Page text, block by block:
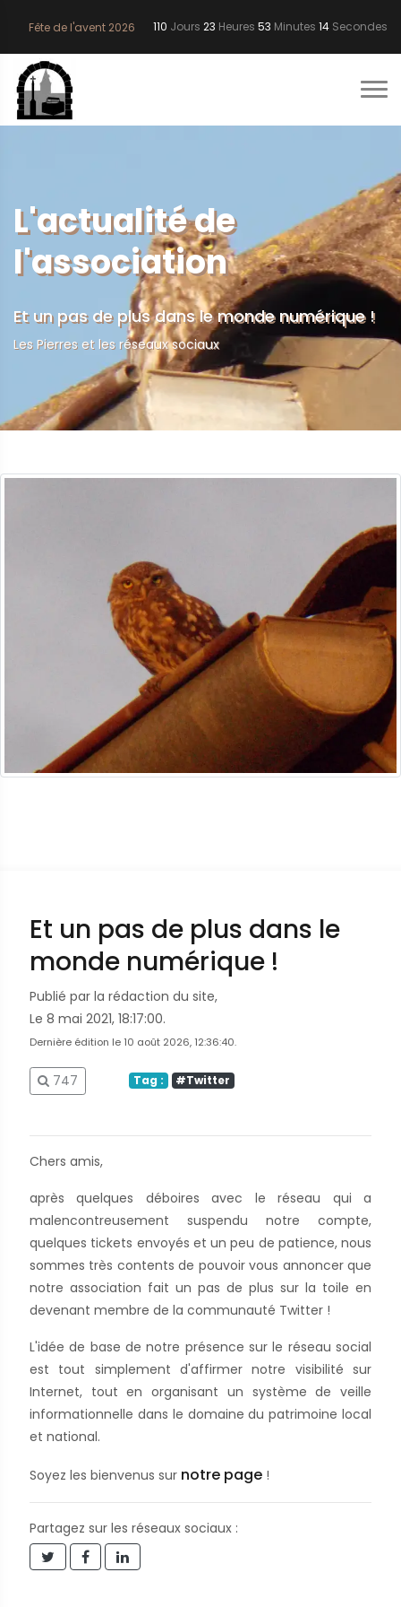
Fête de l'avent 2026 110 Jours 23 Heures 53 Minutes 13 Secondes
L'actualité de
l'association
Et un pas de plus dans le monde numérique !
Les Pierres et les réseaux sociaux
Et un pas de plus dans le
monde numérique !
Publié par la rédaction du site,
Le 8 mai 2021, 18:17:00.
Dernière édition le 10 août 2026, 12:36:40.
Tag : #Twitter
747
Chers amis,
après quelques déboires avec le réseau qui a
malencontreusement suspendu notre compte,
quelques tickets envoyés et un peu de patience, nous
sommes très contents de pouvoir vous annoncer que
notre association fait un pas de plus sur la toile en
devenant membre de la communauté Twitter !
L'idée de base de notre présence sur le réseau social
est tout simplement d'affirmer notre visibilité sur
Internet, tout en organisant un système de veille
informationnelle dans le domaine du patrimoine local
et national.
Soyez les bienvenus sur notre page !
Partagez sur les réseaux sociaux :